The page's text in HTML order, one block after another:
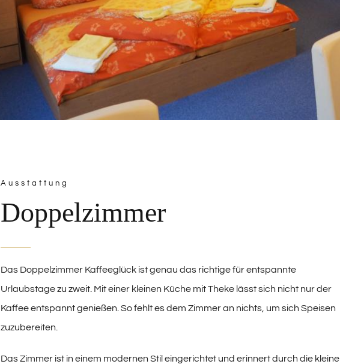
Ausstattung
Doppelzimmer
Das Doppelzimmer Kaffeeglück ist genau das richtige für entspannte
Urlaubstage zu zweit. Mit einer kleinen Küche mit Theke lässt sich nicht nur der
Kaffee entspannt genießen. So fehlt es dem Zimmer an nichts, um sich Speisen
zuzubereiten.
Das Zimmer ist in einem modernen Stil eingerichtet und erinnert durch die kleine